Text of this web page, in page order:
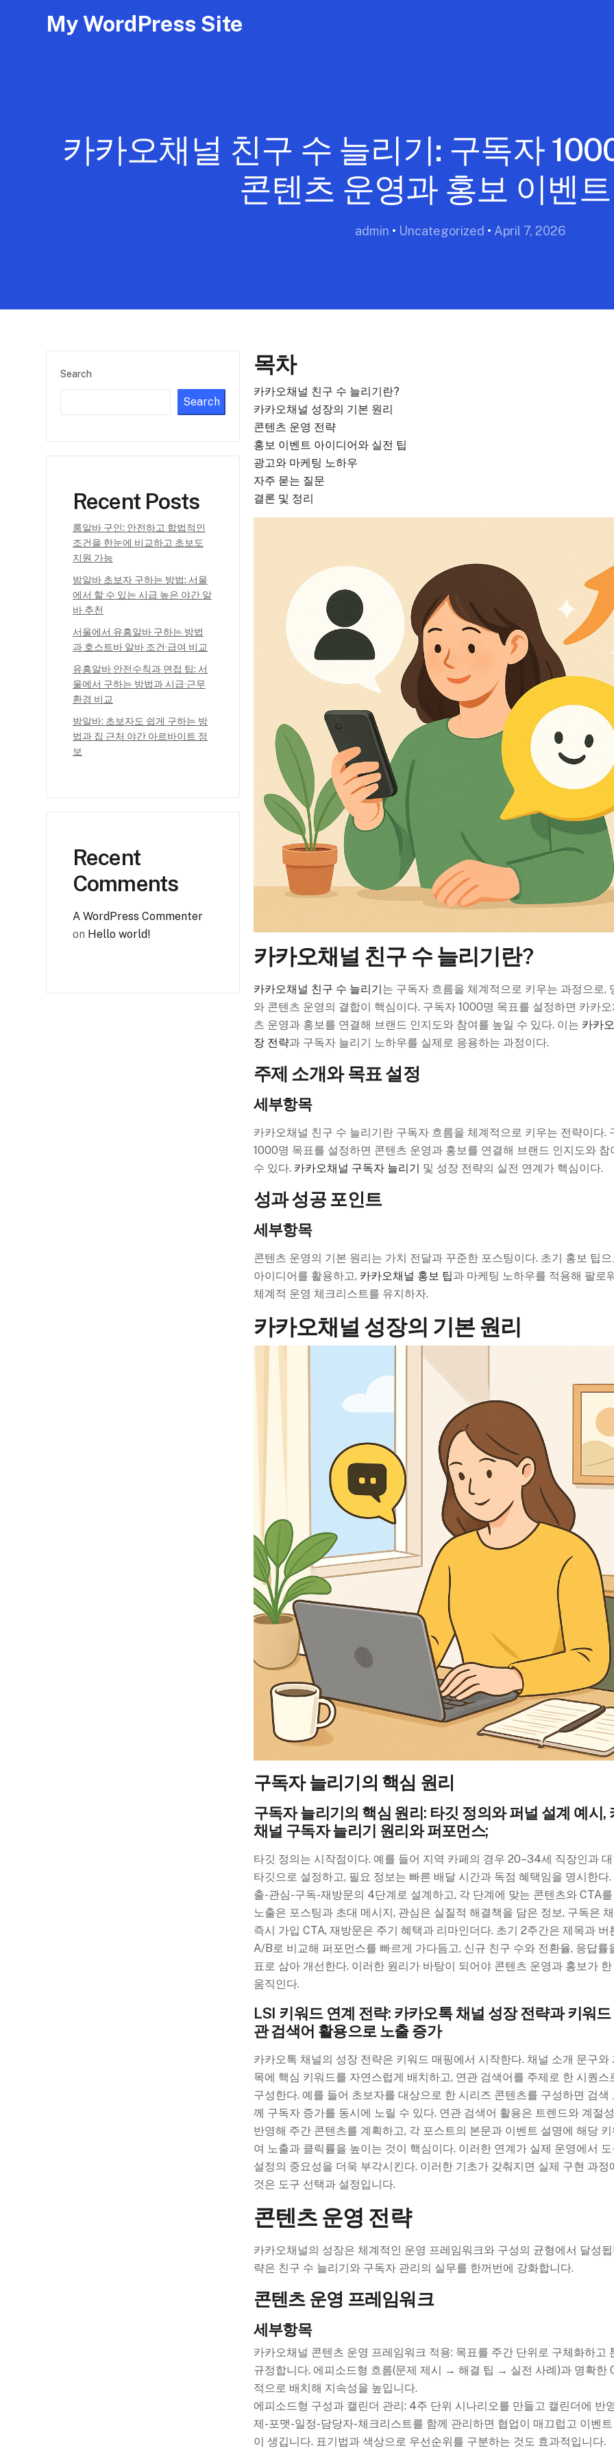
My WordPress Site
카카오채널 친구 수 늘리기: 구독자
콘텐츠 운영과 홍보 이벤
admin • Uncategorized • April 7, 2026
Search
Search
Recent Posts
룸알바 구인: 안전하고 합법적인
조건을 한눈에 비교하고 초보도
지원 가능
밤알바 초보자 구하는 방법: 서울
에서 할 수 있는 시급 높은 야간 알
바 추천
서울에서 유흥알바 구하는 방법
과 호스트바 알바 조건·급여 비교
유흥알바 안전수칙과 면접 팁: 서
울에서 구하는 방법과 시급·근무
환경 비교
밤알바: 초보자도 쉽게 구하는 방
법과 집 근처 야간 아르바이트 정
보
Recent
Comments
A WordPress Commenter
on Hello world!
목차
카카오채널 친구 수 늘리기란?
카카오채널 성장의 기본 원리
콘텐츠 운영 전략
홍보 이벤트 아이디어와 실전 팁
광고와 마케팅 노하우
자주 묻는 질문
결론 및 정리
카카오채널 친구 수 늘리기란?
카카오채널 친구 수 늘리기 는 구독자 흐름을 체계적으로 키우는 과정으로,
와 콘텐츠 운영의 결합이 핵심이다. 구독자 1000명 목표를 설정하면 카카
츠 운영과 홍보를 연결해 브랜드 인지도와 참여를 높일 수 있다. 이는 카카
장 전략과 구독자 늘리기 노하우를 실제로 응용하는 과정이다.
주제 소개와 목표 설정
세부항목
카카오채널 친구 수 늘리기란 구독자 흐름을 체계적으로 키우는 전략이다.
1000명 목표를 설정하면 콘텐츠 운영과 홍보를 연결해 브랜드 인지도와 참
수 있다. 카카오채널 구독자 늘리기 및 성장 전략의 실전 연계가 핵심이다.
성과 성공 포인트
세부항목
콘텐츠 운영의 기본 원리는 가치 전달과 꾸준한 포스팅이다. 초기 홍보 팁
아이디어를 활용하고, 카카오채널 홍보 팁과 마케팅 노하우를 적용해 팔로
체계적 운영 체크리스트를 유지하자.
카카오채널 성장의 기본 원리
구독자 늘리기의 핵심 원리
구독자 늘리기의 핵심 원리: 타깃 정의와 퍼널 설계 예시,
채널 구독자 늘리기 원리와 퍼포먼스;
타깃 정의는 시작점이다. 예를 들어 지역 카페의 경우 20–34세 직장인과
타깃으로 설정하고, 필요 정보는 빠른 배달 시간과 독점 혜택임을 명시한다
출-관심-구독-재방문의 4단계로 설계하고, 각 단계에 맞는 콘텐츠와 CTA
노출은 포스팅과 초대 메시지, 관심은 실질적 해결책을 담은 정보, 구독은
즉시 가입 CTA, 재방문은 주기 혜택과 리마인더다. 초기 2주간은 제목과 버
A/B로 비교해 퍼포먼스를 빠르게 가다듬고, 신규 친구 수와 전환율, 응답률
표로 삼아 개선한다. 이러한 원리가 바탕이 되어야 콘텐츠 운영과 홍보가
움직인다.
LSI 키워드 연계 전략: 카카오톡 채널 성장 전략과 키워
관 검색어 활용으로 노출 증가
카카오톡 채널의 성장 전략은 키워드 매핑에서 시작한다. 채널 소개 문구와
목에 핵심 키워드를 자연스럽게 배치하고, 연관 검색어를 주제로 한 시퀀스
구성한다. 예를 들어 초보자를 대상으로 한 시리즈 콘텐츠를 구성하면 검색
께 구독자 증가를 동시에 노릴 수 있다. 연관 검색어 활용은 트렌드와 계절
반영해 주간 콘텐츠를 계획하고, 각 포스트의 본문과 이벤트 설명에 해당
여 노출과 클릭률을 높이는 것이 핵심이다. 이러한 연계가 실제 운영에서
설정의 중요성을 더욱 부각시킨다. 이러한 기초가 갖춰지면 실제 구현 과정
것은 도구 선택과 설정입니다.
콘텐츠 운영 전략
카카오채널의 성장은 체계적인 운영 프레임워크와 구성의 균형에서 달성
략은 친구 수 늘리기와 구독자 관리의 실무를 한꺼번에 강화합니다.
콘텐츠 운영 프레임워크
세부항목
카카오채널 콘텐츠 운영 프레임워크 적용: 목표를 주간 단위로 구체화하고
규정합니다. 에피소드형 흐름(문제 제시 → 해결 팁 → 실전 사례)과 명확한
적으로 배치해 지속성을 높입니다.
에피소드형 구성과 캘린더 관리: 4주 단위 시나리오를 만들고 캘린더에 반
제-포맷-일정-담당자-체크리스트를 함께 관리하면 협업이 매끄럽고 이벤
이 생깁니다. 표기법과 색상으로 우선순위를 구분하는 것도 효과적입니다.